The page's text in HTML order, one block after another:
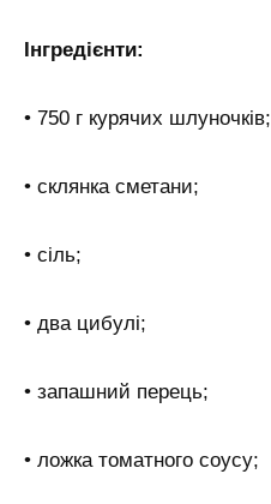
Інгредієнти:
• 750 г курячих шлуночків;
• склянка сметани;
• сіль;
• два цибулі;
• запашний перець;
• ложка томатного соусу;